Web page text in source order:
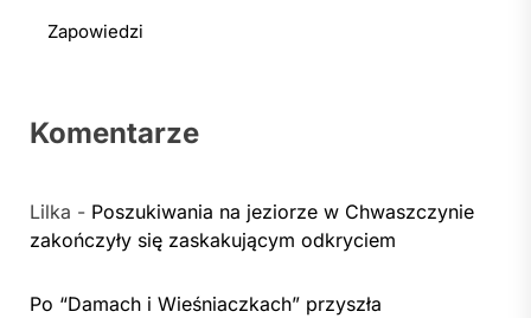
Zapowiedzi
Komentarze
Lilka - Poszukiwania na jeziorze w Chwaszczynie
zakończyły się zaskakującym odkryciem
Po “Damach i Wieśniaczkach” przyszła